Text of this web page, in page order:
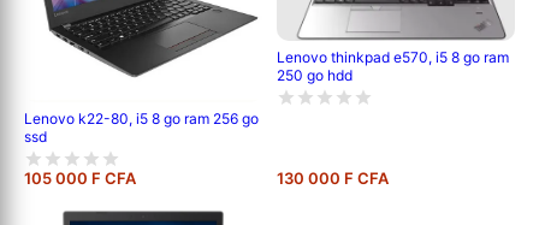
Lenovo k22-80, i5 8 go ram 256 go
ssd
105 000 F CFA
Lenovo thinkpad e570, i5 8 go ram
250 go hdd
130 000 F CFA